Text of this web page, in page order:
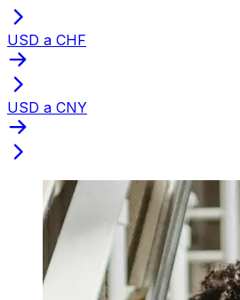
USD a CHF
USD a CNY